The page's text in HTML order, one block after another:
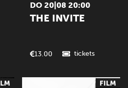
DO 20|08 20:00
THE INVITE
13.00 tickets
FILM